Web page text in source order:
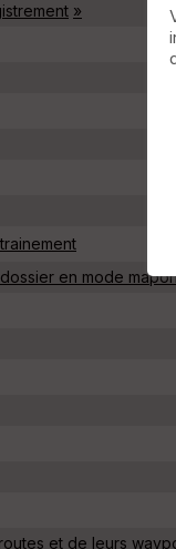
»
en mode
et de leurs